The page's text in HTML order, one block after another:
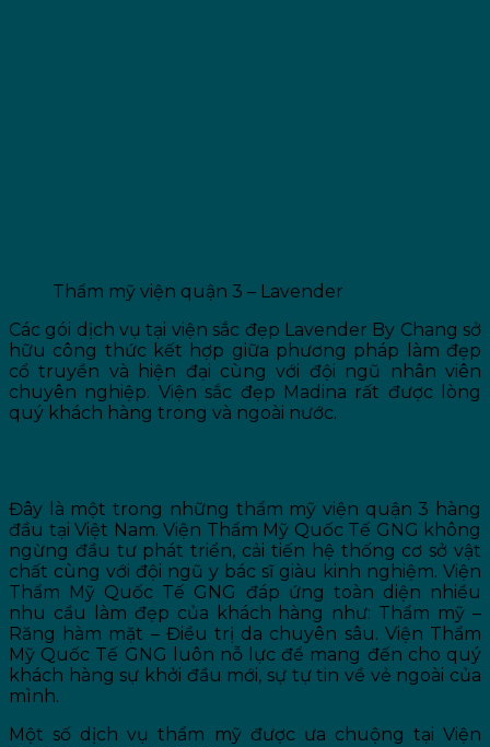
Thẩm mỹ viện quận 3 – Lavender
Các gói dịch vụ tại viện sắc đẹp Lavender By Chang sở
hữu công thức kết hợp giữa phương pháp làm đẹp
cổ truyền và hiện đại cùng với đội ngũ nhân viên
chuyên nghiệp. Viện sắc đẹp Madina rất được lòng
quý khách hàng trong và ngoài nước.
Đây là một trong những thẩm mỹ viện quận 3 hàng
đầu tại Việt Nam. Viện Thẩm Mỹ Quốc Tế GNG không
ngừng đầu tư phát triển, cải tiến hệ thống cơ sở vật
chất cùng với đội ngũ y bác sĩ giàu kinh nghiệm. Viện
Thẩm Mỹ Quốc Tế GNG đáp ứng toàn diện nhiều
nhu cầu làm đẹp của khách hàng như: Thẩm mỹ –
Răng hàm mặt – Điều trị da chuyên sâu. Viện Thẩm
Mỹ Quốc Tế GNG luôn nỗ lực để mang đến cho quý
khách hàng sự khởi đầu mới, sự tự tin về vẻ ngoài của
mình.
Một số dịch vụ thẩm mỹ được ưa chuộng tại Viện